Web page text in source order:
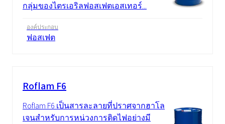
กลุ่มของไตรเอริลฟอสเฟตเอสเทอร์...
องค์ประกอบ
ฟอสเฟต
Roflam F6
Roflam F6 เป็นสารละลายที่ปราศจากฮาโล
เจนสำหรับการหน่วงการติดไฟอย่างมี